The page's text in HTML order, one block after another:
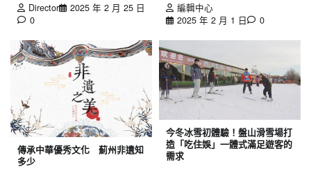
Director
2025 年 2 月 25 日
0
編輯中心
2025 年 2 月 1 日
0
傳承中華優秀文化 薊州非遺知
多少
今冬冰雪初體驗！盤山滑雪場打
造「吃住娛」一體式滿足遊客的
需求